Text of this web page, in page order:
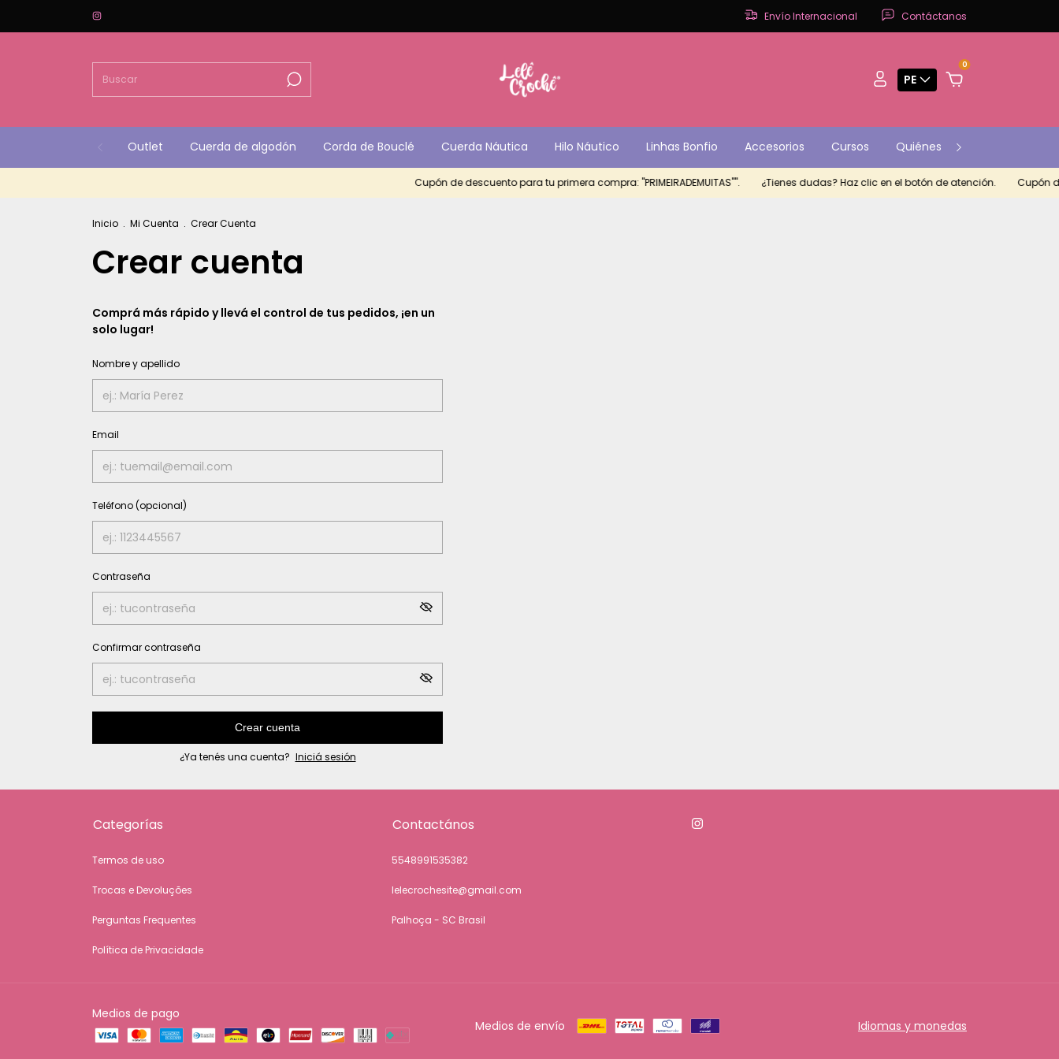
Envío Internacional Contáctanos
PE
0
Outlet Cuerda de algodón Corda de Bouclé Cuerda Náutica Hilo Náutico Linhas Bonfio Accesorios Cursos Quiénes Somos
Cupón de descuento para tu primera compra: "PRIMEIRADEMUITAS"". ¿Tienes dudas? Haz clic en el botón de atención. Cupón
Inicio . Mi Cuenta . Crear Cuenta
Crear cuenta
Comprá más rápido y llevá el control de tus pedidos, ¡en un
solo lugar!
Nombre y apellido
Email
Teléfono (opcional)
Contraseña
Confirmar contraseña
Crear cuenta
¿Ya tenés una cuenta? Iniciá sesión
Categorías
Termos de uso
Trocas e Devoluções
Perguntas Frequentes
Política de Privacidade
Contactános
5548991535382
lelecrochesite@gmail.com
Palhoça - SC Brasil
Medios de pago
Medios de envío
Idiomas y monedas